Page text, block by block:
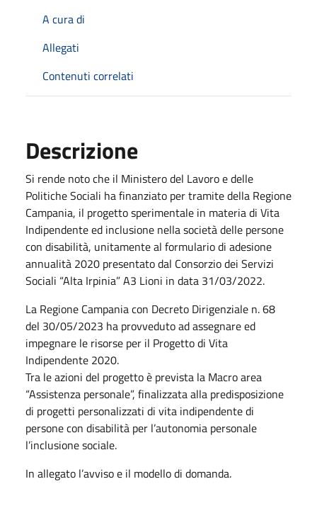
A cura di
Allegati
Contenuti correlati
Descrizione
Si rende noto che il Ministero del Lavoro e delle
Politiche Sociali ha finanziato per tramite della Regione
Campania, il progetto sperimentale in materia di Vita
Indipendente ed inclusione nella società delle persone
con disabilità, unitamente al formulario di adesione
annualità 2020 presentato dal Consorzio dei Servizi
Sociali “Alta Irpinia” A3 Lioni in data 31/03/2022.
La Regione Campania con Decreto Dirigenziale n. 68
del 30/05/2023 ha provveduto ad assegnare ed
impegnare le risorse per il Progetto di Vita
Indipendente 2020.
Tra le azioni del progetto è prevista la Macro area
“Assistenza personale”, finalizzata alla predisposizione
di progetti personalizzati di vita indipendente di
persone con disabilità per l’autonomia personale
l’inclusione sociale.
In allegato l’avviso e il modello di domanda.